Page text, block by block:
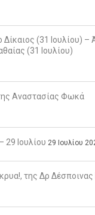
(31 Ιουλίου) –
(31 Ιουλίου)
Αναστασίας Φωκά
29 Ιουλίου 29 Ιουλίου
της Δρ